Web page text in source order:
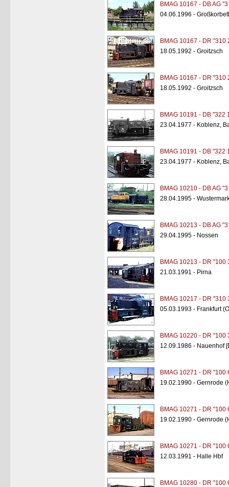
BMAG 10167 - DB AG
04.06.1996 -
BMAG 10167 - DR "310
18.05.1992 - Groitzsch
BMAG 10167 - DR "310
18.05.1992 - Groitzsch
BMAG 10191 - DB "322
23.04.1977 - Koblenz,
BMAG 10191 - DB "322
23.04.1977 - Koblenz,
BMAG 10210 - DB AG
28.04.1995 -
BMAG 10213 - DB AG
29.04.1995 - Nossen
BMAG 10213 - DR "100
21.03.1991 - Pirna
BMAG 10217 - DR "310
05.03.1993 - Frankfurt
BMAG 10220 - DR "100
12.09.1986 - Nauenhof
BMAG 10271 - DR "100
19.02.1990 - Gernrode
BMAG 10271 - DR "100
19.02.1990 - Gernrode
BMAG 10271 - DR "100
12.03.1991 - Halle Hbf
BMAG 10280 - DR "100